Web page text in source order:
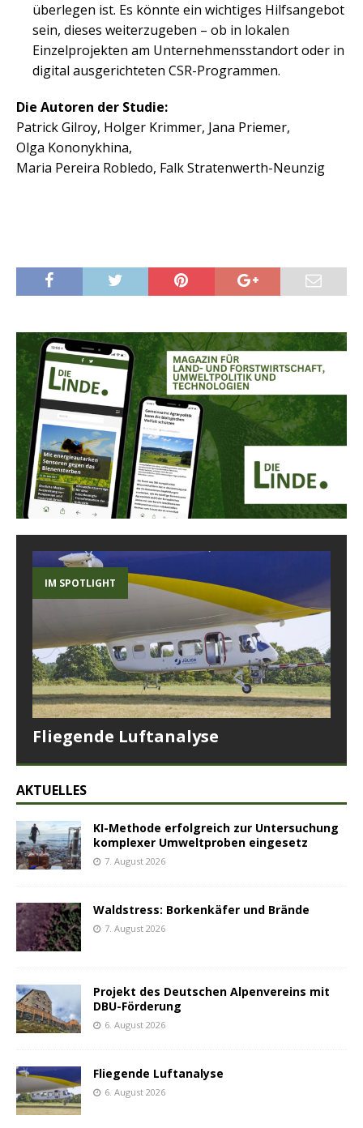
überlegen ist. Es könnte ein wichtiges Hilfsangebot
sein, dieses weiterzugeben – ob in lokalen
Einzelprojekten am Unternehmensstandort oder in
digital ausgerichteten CSR-Programmen.
Die Autoren der Studie:
Patrick Gilroy, Holger Krimmer, Jana Priemer,
Olga Kononykhina,
Maria Pereira Robledo, Falk Stratenwerth-Neunzig
IM SPOTLIGHT
Fliegende Luftanalyse
AKTUELLES
KI-Methode erfolgreich zur Untersuchung
komplexer Umweltproben eingesetz
7. August 2026
Waldstress: Borkenkäfer und Brände
7. August 2026
Projekt des Deutschen Alpenvereins mit
DBU-Förderung
6. August 2026
Fliegende Luftanalyse
6. August 2026